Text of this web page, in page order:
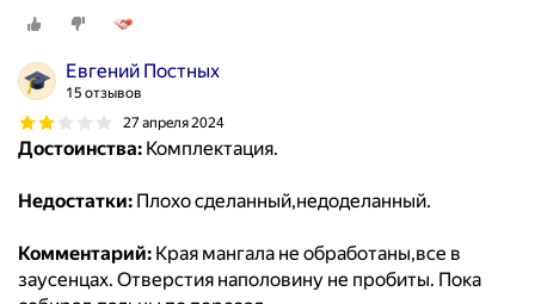
Евгений Постных
15 отзывов
27 апреля 2024
Достоинства: Комплектация.
Недостатки: Плохо сделанный,недоделанный.
Комментарий: Края мангала не обработаны,все в
заусенцах. Отверстия наполовину не пробиты. Пока